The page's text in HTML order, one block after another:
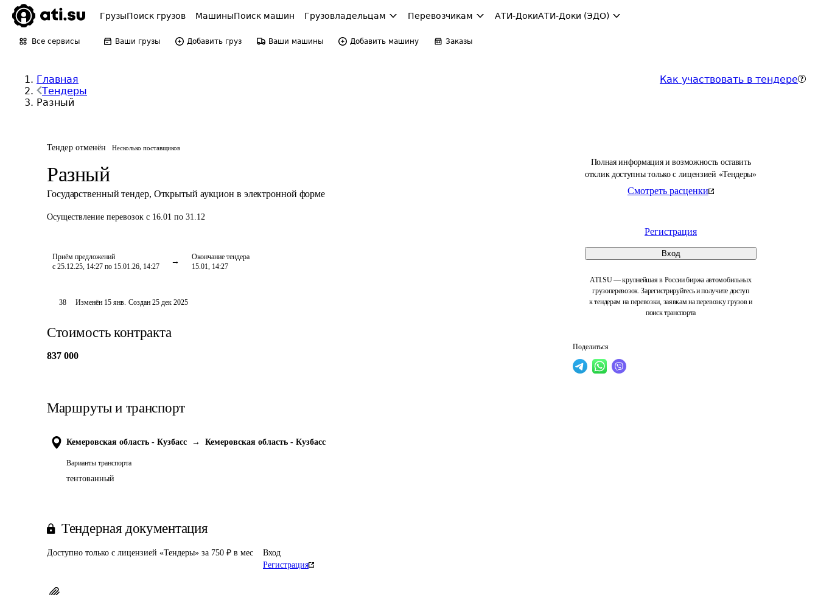
ГрузыПоиск грузов МашиныПоиск машин Грузовладельцам Перевозчикам АТИ-ДокиАТИ-Доки (ЭДО)
Все сервисы Ваши грузы Добавить груз Ваши машины Добавить машину Заказы
Главная
Тендеры
Разный
Как участвовать в тендере
Тендер отменён Несколько поставщиков
Разный
Государственный тендер, Открытый аукцион в электронной форме
Осуществление перевозок с 16.01 по 31.12
Приём предложений
с 25.12.25, 14:27 по 15.01.26, 14:27
Окончание тендера
15.01, 14:27
Полная информация и возможность оставить
отклик доступны только с лицензией «Тендеры»
Смотреть расценки
Регистрация
Вход
ATI.SU — крупнейшая в России биржа автомобильных
грузоперевозок. Зарегистрируйтесь и получите доступ
к тендерам на перевозки, заявкам на перевозку грузов и
поиск транспорта
Поделиться
38 Изменён 15 янв. Создан 25 дек 2025
Стоимость контракта
837 000
Маршруты и транспорт
Кемеровская область - Кузбасс → Кемеровская область - Кузбасс
Варианты транспорта
тентованный
Тендерная документация
Доступно только с лицензией «Тендеры» за 750 ₽ в мес
Вход
Регистрация